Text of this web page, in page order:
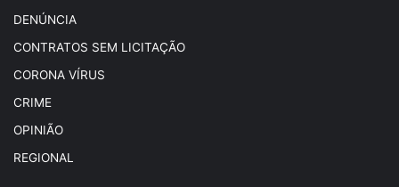
DENÚNCIA
CONTRATOS SEM LICITAÇÃO
CORONA VÍRUS
CRIME
OPINIÃO
REGIONAL